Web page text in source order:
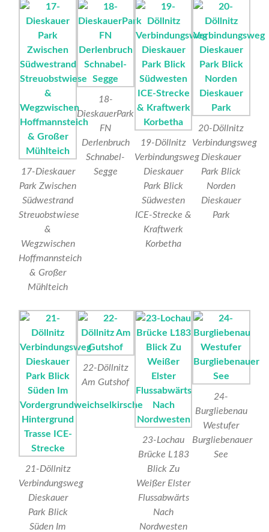
17-Dieskauer
Park Zwischen
Südwestrand
Streuobstwiese
&
Wegzwischen
Hoffmannsteich
& Großer
Mühlteich
18-
DieskauerPark
FN
Derlenbruch
Schnabel-
Segge
19-Döllnitz
Verbindungsweg
Dieskauer
Park Blick
Südwesten
ICE-Strecke &
Kraftwerk
Korbetha
20-Döllnitz
Verbindungsweg
Dieskauer
Park Blick
Norden
Dieskauer
Park
21-Döllnitz
Verbindungsweg
Dieskauer
Park Blick
Süden Im
22-Döllnitz
Am Gutshof
23-Lochau
Brücke L183
Blick Zu
Weißer Elster
Flussabwärts
Nach
Nordwesten
24-
Burgliebenau
Westufer
Burgliebenauer
See